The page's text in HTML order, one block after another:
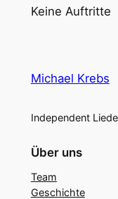
Keine Auftritte
Michael Krebs
Independent
Über uns
Team
Geschichte